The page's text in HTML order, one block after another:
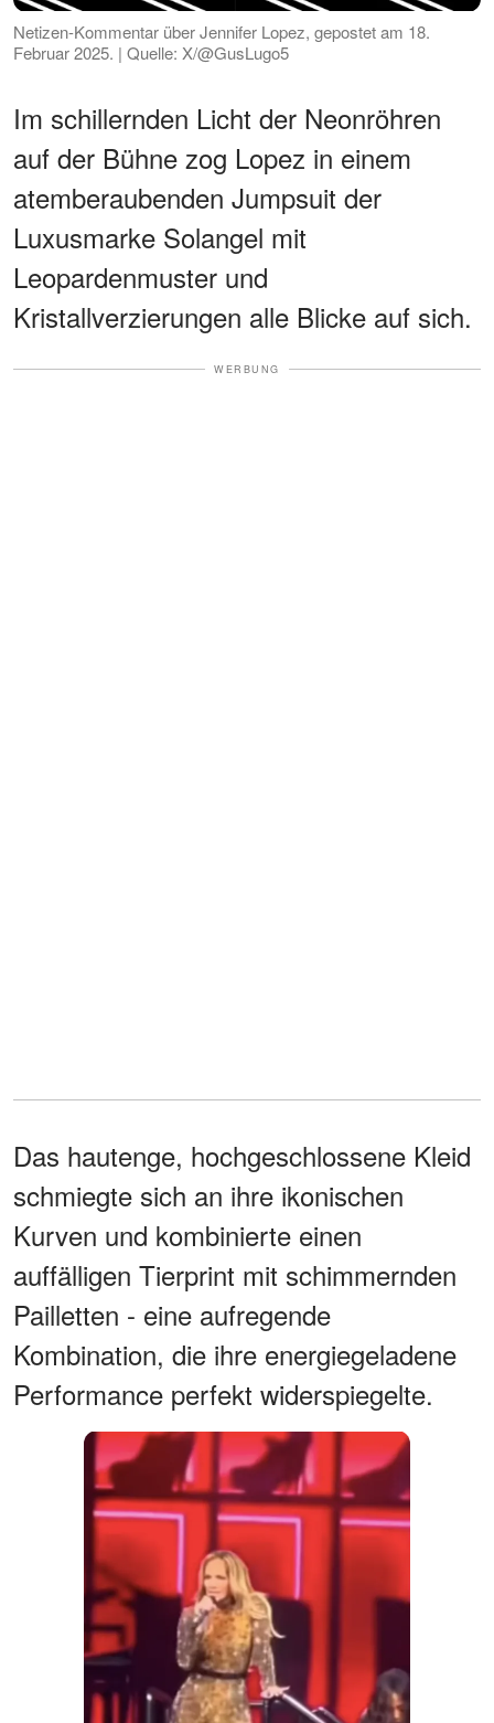
Netizen-Kommentar über Jennifer Lopez, gepostet am 18.
Februar 2025. | Quelle: X/@GusLugo5
Im schillernden Licht der Neonröhren
auf der Bühne zog Lopez in einem
atemberaubenden Jumpsuit der
Luxusmarke Solangel mit
Leopardenmuster und
Kristallverzierungen alle Blicke auf sich.
WERBUNG
Das hautenge, hochgeschlossene Kleid
schmiegte sich an ihre ikonischen
Kurven und kombinierte einen
auffälligen Tierprint mit schimmernden
Pailletten - eine aufregende
Kombination, die ihre energiegeladene
Performance perfekt widerspiegelte.